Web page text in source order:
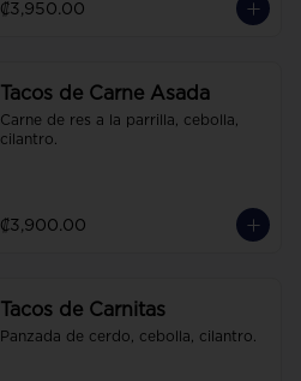
₡3,950.00
Tacos de Carne Asada
Carne de res a la parrilla, cebolla,
cilantro.
₡3,900.00
Tacos de Carnitas
Panzada de cerdo, cebolla, cilantro.